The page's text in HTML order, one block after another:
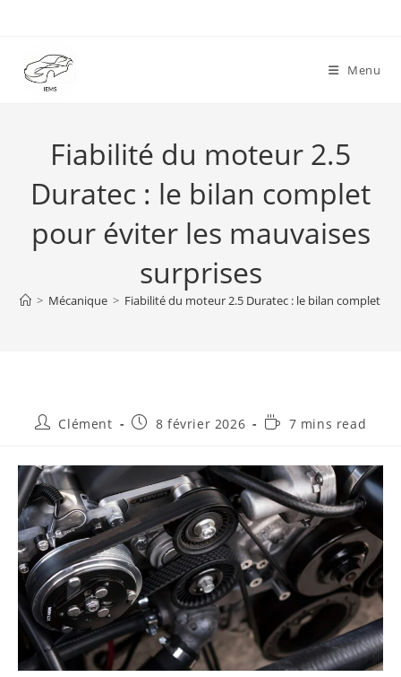
content
Menu
Fiabilité du moteur 2.5
Duratec : le bilan complet
pour éviter les mauvaises
surprises
> Mécanique > Fiabilité du moteur 2.5 Duratec : le bilan complet
Auteur/autrice
publication :
Clément
Publication
8 février 2026
Temps7 mins read